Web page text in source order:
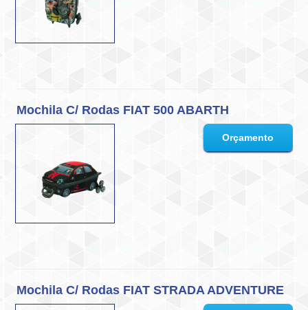
Mochila C/ Rodas FIAT 500 ABARTH
Mochila C/ Rodas FIAT STRADA ADVENTURE